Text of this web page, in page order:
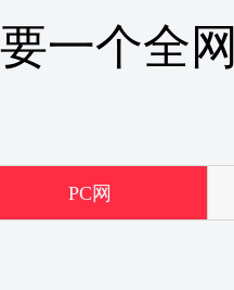
一个全
PC网